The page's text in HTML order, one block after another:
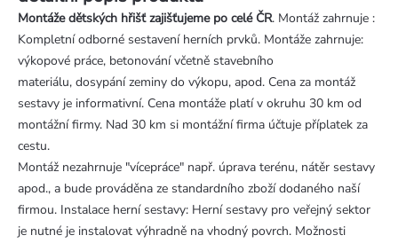
Montáže dětských hřišť zajišťujeme po celé ČR. Montáž zahrnuje :
Kompletní odborné sestavení herních prvků. Montáže zahrnuje:
výkopové práce, betonování včetně stavebního
materiálu, dosypání zeminy do výkopu, apod. Cena za montáž
sestavy je informativní. Cena montáže platí v okruhu 30 km od
montážní firmy. Nad 30 km si montážní firma účtuje příplatek za
cestu.
Montáž nezahrnuje "vícepráce" např. úprava terénu, nátěr sestavy
apod., a bude prováděna ze standardního zboží dodaného naší
firmou. Instalace herní sestavy: Herní sestavy pro veřejný sektor
je nutné je instalovat výhradně na vhodný povrch. Možnosti